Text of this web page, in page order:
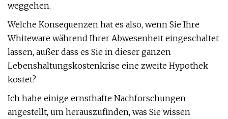
weggehen.
Welche Konsequenzen hat es also, wenn Sie Ihre
Whiteware während Ihrer Abwesenheit eingeschaltet
lassen, außer dass es Sie in dieser ganzen
Lebenshaltungskostenkrise eine zweite Hypothek
kostet?
Ich habe einige ernsthafte Nachforschungen
angestellt, um herauszufinden, was Sie wissen